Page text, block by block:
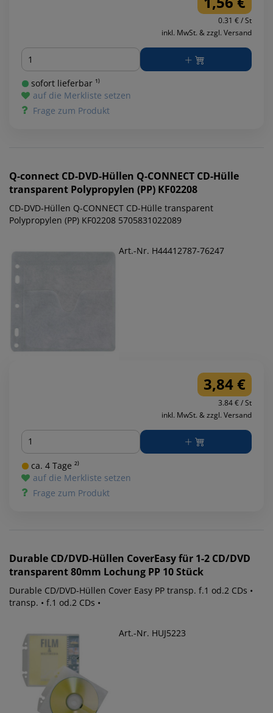
0.31 € / St
inkl. MwSt. & zzgl. Versand
Menge
sofort lieferbar ¹⁾
auf die Merkliste setzen
Frage zum Produkt
Q-connect CD-DVD-Hüllen Q-CONNECT CD-Hülle
transparent Polypropylen (PP) KF02208
CD-DVD-Hüllen Q-CONNECT CD-Hülle transparent
Polypropylen (PP) KF02208 5705831022089
Art.-Nr. H44412787-76247
3,84 €
3.84 € / St
inkl. MwSt. & zzgl. Versand
Menge
ca. 4 Tage ²⁾
auf die Merkliste setzen
Frage zum Produkt
Durable CD/DVD-Hüllen CoverEasy für 1-2 CD/DVD
transparent 80mm Lochung PP 10 Stück
Durable CD/DVD-Hüllen Cover Easy PP transp. f.1 od.2 CDs •
transp. • f.1 od.2 CDs •
Art.-Nr. HUJ5223